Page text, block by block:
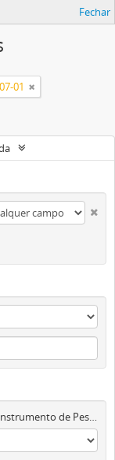
Fechar
01
Instrumento de Pesquisa